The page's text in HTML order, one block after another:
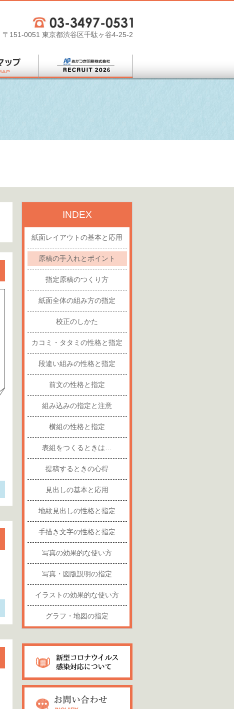
〒151-0051 東京都渋谷区千駄ヶ谷4-25-2
INDEX
紙面レイアウトの基本と応用
原稿の手入れとポイント
指定原稿のつくり方
紙面全体の組み方の指定
校正のしかた
カコミ・タタミの性格と指定
段違い組みの性格と指定
前文の性格と指定
組み込みの指定と注意
横組の性格と指定
表組をつくるときは…
提稿するときの心得
見出しの基本と応用
地紋見出しの性格と指定
手描き文字の性格と指定
写真の効果的な使い方
写真・図版説明の指定
イラストの効果的な使い方
グラフ・地図の指定